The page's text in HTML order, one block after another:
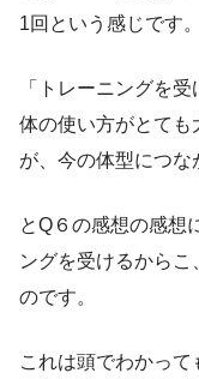
1回という感じです。
「トレーニングを
体の使い方がとても
が、今の体型につな
とQ６の感想の感想
ングを受けるから
のです。
これは頭でわかって